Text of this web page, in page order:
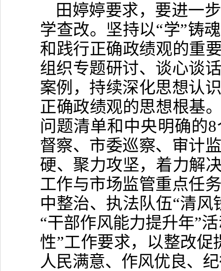
田婷婷要求，要进一
学查改。坚持以“学”铸
和践行正确政绩观的重
组织专题研讨、谈心谈
案例，持续深化思想认
正确政绩观的思想根基
问题清单和中央明确的
督察、市委巡察、审计
硬、聚力攻坚，着力解
工作与市场监管重点任
中整治、执法队伍“清
“干部作风能力提升年”
性”工作要求，以整改
人民满意、作风优良、